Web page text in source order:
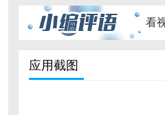
看
应用截图